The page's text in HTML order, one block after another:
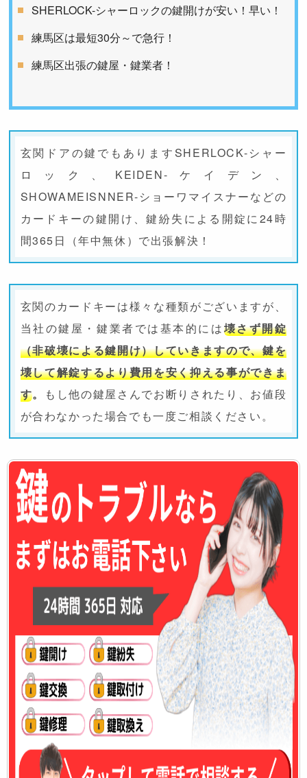
SHERLOCK-シャーロックの鍵開けが安い！早い！
練馬区は最短30分～で急行！
練馬区出張の鍵屋・鍵業者！
玄関ドアの鍵でもありますSHERLOCK-シャー
ロック、KEIDEN-ケイデン、
SHOWAMEISNNER-ショーワマイスナーなどの
カードキーの鍵開け、鍵紛失による開錠に24時
間365日（年中無休）で出張解決！
玄関のカードキーは様々な種類がございますが、
当社の鍵屋・鍵業者では基本的には壊さず開錠
（非破壊による鍵開け）していきますので、鍵を
壊して解錠するより費用を安く抑える事ができま
す。
もし他の鍵屋さんでお断りされたり、お値段
が合わなかった場合でも一度ご相談ください。